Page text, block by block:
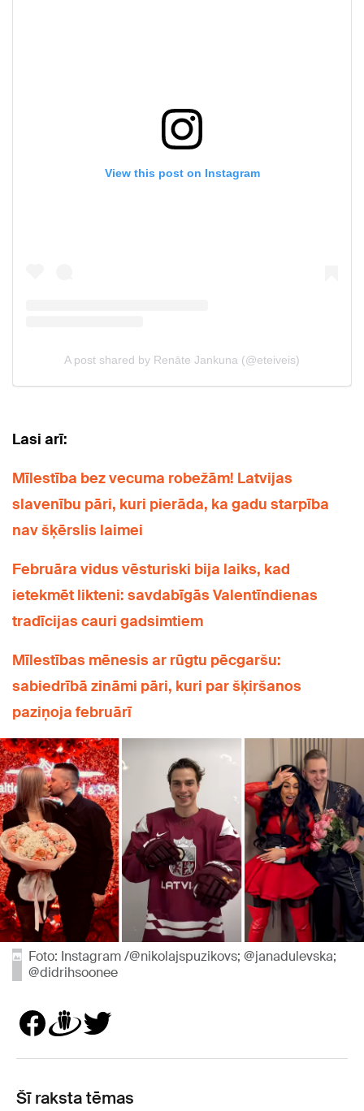
Lasi arī:
Mīlestība bez vecuma robežām! Latvijas
slavenību pāri, kuri pierāda, ka gadu starpība
nav šķērslis laimei
Februāra vidus vēsturiski bija laiks, kad
ietekmēt likteni: savdabīgās Valentīndienas
tradīcijas cauri gadsimtiem
Mīlestības mēnesis ar rūgtu pēcgaršu:
sabiedrībā zināmi pāri, kuri par šķiršanos
paziņoja februārī
Foto: Instagram /@nikolajspuzikovs; @janadulevska;
@didrihsoonee
Šī raksta tēmas